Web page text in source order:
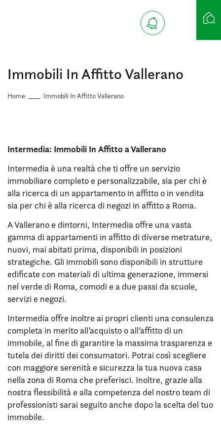
Immobili In Affitto Vallerano
Home Immobili In Affitto Vallerano
Intermedia: Immobili In Affitto a Vallerano
Intermedia è una realtà che ti offre un servizio
immobiliare completo e personalizzabile, sia per chi è
alla ricerca di un appartamento in affitto o in vendita
sia per chi è alla ricerca di negozi in affitto a Roma.
A Vallerano e dintorni, Intermedia offre una vasta
gamma di appartamenti in affitto di diverse metrature,
nuovi, mai abitati prima, disponibili in posizioni
strategiche. Gli immobili sono disponibili in strutture
edificate con materiali di ultima generazione, immersi
nel verde di Roma, comodi e a due passi da scuole,
servizi e negozi.
Intermedia offre inoltre ai propri clienti una consulenza
completa in merito all’acquisto o all’affitto di un
immobile, al fine di garantire la massima trasparenza e
tutela dei diritti dei consumatori. Potrai così scegliere
con maggiore serenità e sicurezza la tua nuova casa
nella zona di Roma che preferisci. Inoltre, grazie alla
nostra flessibilità e alla competenza del nostro team di
professionisti sarai seguito anche dopo la scelta del tuo
immobile.